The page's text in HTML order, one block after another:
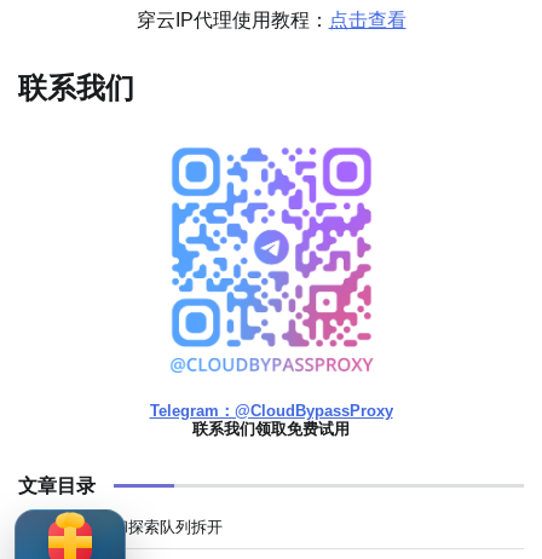
穿云IP代理使用教程： 点击查看
联系我们
Telegram：@CloudBypassProxy
联系我们领取免费试用
文章目录
先把回放队列和探索队列拆开